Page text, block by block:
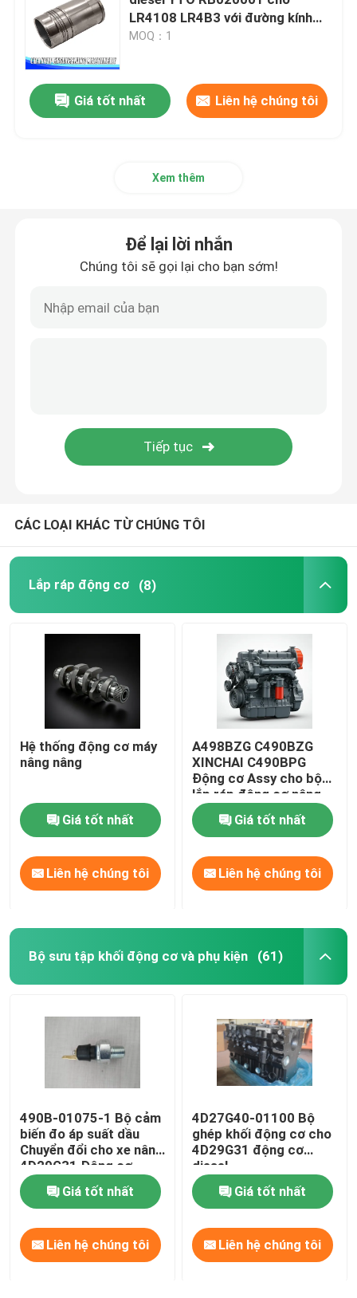
Lắp ráp đầu xi lanh và hệ thống van
Đặt bộ phận tàu máy tính
Bộ lắp ráp bánh máy bay
Hệ thống làm mát
LR4108 LR4B3 với đường kính
108MM
MOQ：1
Giá tốt nhất Liên hệ chúng tôi
Xem thêm
Để lại lời nhắn
Chúng tôi sẽ gọi lại cho bạn sớm!
CÁC LOẠI KHÁC TỪ CHÚNG TÔI
Lắp ráp động cơ (8)
Hệ thống động cơ máy
nâng nâng
Giá tốt nhất
Liên hệ chúng tôi
A498BZG C490BZG
XINCHAI C490BPG
Động cơ Assy cho bộ
lắp ráp động cơ nâng
Giá tốt nhất
Liên hệ chúng tôi
Bộ sưu tập khối động cơ và phụ kiện (61)
490B-01075-1 Bộ cảm
biến đo áp suất dầu
Chuyển đổi cho xe nâng
4D29G31 Động cơ
diesel
Giá tốt nhất
Liên hệ chúng tôi
4D27G40-01100 Bộ
ghép khối động cơ cho
4D29G31 động cơ
diesel
Giá tốt nhất
Liên hệ chúng tôi